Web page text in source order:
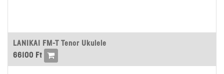
LANIKAI FM-T Tenor Ukulele
66100 Ft